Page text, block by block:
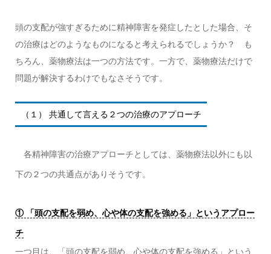
頭の支配が強すぎるために精神障害を発症したとした場合、そ
の治療はどのようなものになると考えられるでしょうか？ も
ちろん、薬物療法は一つの方法です。一方で、薬物療法だけで
問題が解決するわけでもなさそうです。
（１） 共通して言える２つの治療のアプローチ
各精神障害の治療アプローチとしては、薬物療法以外にも以
下の２つの共通点がありそうです。
① 「頭の支配を弱め、心や体の支配を強める」というアプロー
チ
一つ目は、「頭の支配を弱め、心や体の支配を強める」という